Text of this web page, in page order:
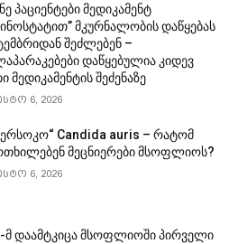
პაციენტები მედიკამენტ
მკურნალობის დაწყებას
შეძლებენ –
დაწყებულია კიდევ
მედიკამენტის შეძენაზე
6, 2026
Candida auris – რატომ
მეცნიერები მსოფლიოს?
6, 2026
მ დაამტკიცა მსოფლიოში პირველი